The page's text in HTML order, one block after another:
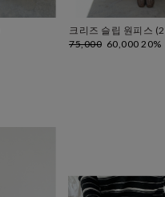
크리즈 슬립 원피스
75,000 60,000 20%